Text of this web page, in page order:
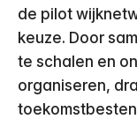
de pilot
keuze. Door
te schalen en
organiseren,